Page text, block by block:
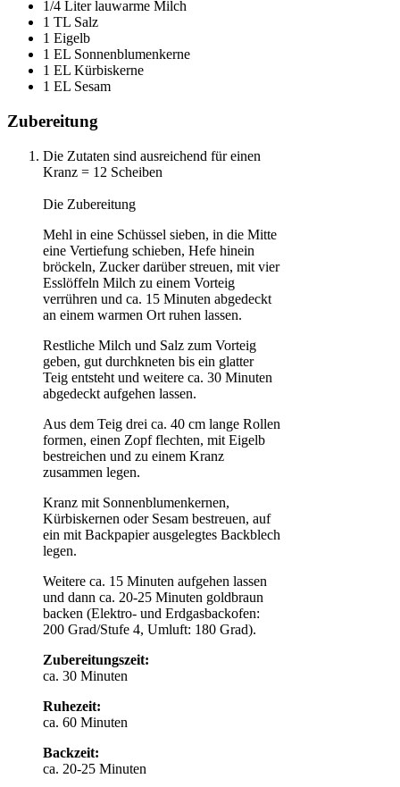
1/4 Liter lauwarme Milch
1 TL Salz
1 Eigelb
1 EL Sonnenblumenkerne
1 EL Kürbiskerne
1 EL Sesam
Zubereitung
Die Zutaten sind ausreichend für einen
Kranz = 12 Scheiben
Die Zubereitung
Mehl in eine Schüssel sieben, in die Mitte
eine Vertiefung schieben, Hefe hinein
bröckeln, Zucker darüber streuen, mit vier
Esslöffeln Milch zu einem Vorteig
verrühren und ca. 15 Minuten abgedeckt
an einem warmen Ort ruhen lassen.
Restliche Milch und Salz zum Vorteig
geben, gut durchkneten bis ein glatter
Teig entsteht und weitere ca. 30 Minuten
abgedeckt aufgehen lassen.
Aus dem Teig drei ca. 40 cm lange Rollen
formen, einen Zopf flechten, mit Eigelb
bestreichen und zu einem Kranz
zusammen legen.
Kranz mit Sonnenblumenkernen,
Kürbiskernen oder Sesam bestreuen, auf
ein mit Backpapier ausgelegtes Backblech
legen.
Weitere ca. 15 Minuten aufgehen lassen
und dann ca. 20-25 Minuten goldbraun
backen (Elektro- und Erdgasbackofen:
200 Grad/Stufe 4, Umluft: 180 Grad).
Zubereitungszeit:
ca. 30 Minuten
Ruhezeit:
ca. 60 Minuten
Backzeit:
ca. 20-25 Minuten